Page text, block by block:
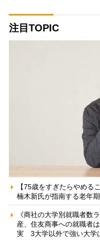
注目TOPIC
【75歳をすぎたらやめる
楠木新氏が指南する老年
《商社の大学別就職者数
産、住友商事への就職者
実 3大学以外で強い大学